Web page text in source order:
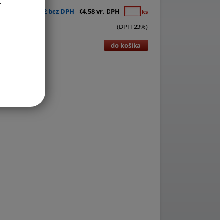
€3,72 bez DPH €4,58 vr. DPH ks
(DPH 23%)
do košíka